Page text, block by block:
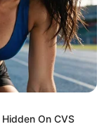
On CVS